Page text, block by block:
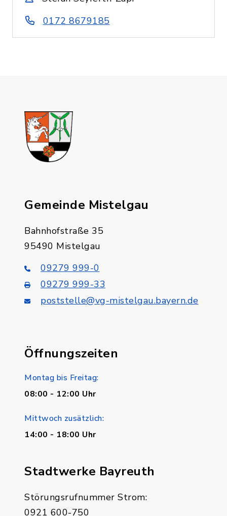
0172 8679185
Gemeinde Mistelgau
Bahnhofstraße 35
95490 Mistelgau
09279 999-0
09279 999-33
poststelle@vg-mistelgau.bayern.de
Öffnungszeiten
Montag bis Freitag:
08:00 - 12:00 Uhr
Mittwoch zusätzlich:
14:00 - 18:00 Uhr
Stadtwerke Bayreuth
Störungsrufnummer Strom:
0921 600-750